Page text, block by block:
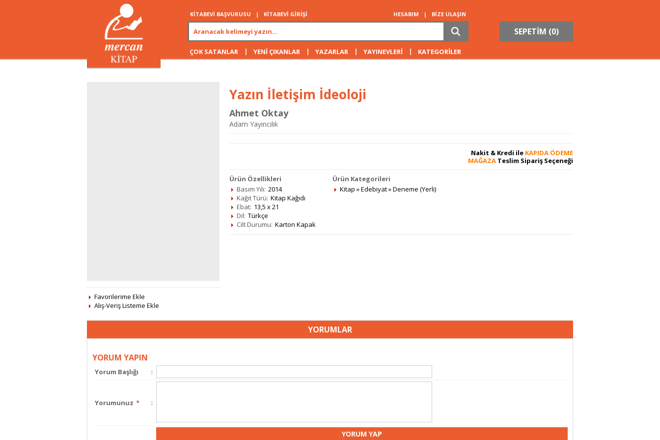
KİTABEVİ BAŞVURUSU | KİTABEVİ GİRİŞİ HESABIM | BİZE ULAŞIN
SEPETİM (0)
ÇOK SATANLAR | YENİ ÇIKANLAR | YAZARLAR | YAYINEVLERİ | KATEGORİLER
Favorilerime Ekle
Alış-Veriş Listeme Ekle
Yazın İletişim İdeoloji
Ahmet Oktay
Adam Yayıncılık
Nakit & Kredi ile KAPIDA ÖDEME
MAĞAZA Teslim Sipariş Seçeneği
Ürün Özellikleri
Basım Yılı: 2014
Kağıt Türü: Kitap Kağıdı
Ebat: 13,5 x 21
Dil: Türkçe
Cilt Durumu: Karton Kapak
Ürün Kategorileri
Kitap »Edebiyat»Deneme (Yerli)
YORUMLAR
YORUM YAPIN
Yorum Başlığı :
Yorumunuz * :